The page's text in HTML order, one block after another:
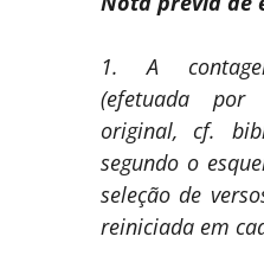
1. A
(efetuada
original, cf.
segundo o
seleção de
reiniciada em